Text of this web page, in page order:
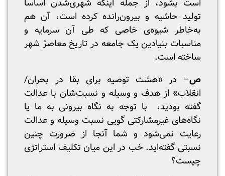
است بشود، از جمله اینکه شهری‌شدن اساساً
تولید حاشیه و بیرون‌رانده‌ کرده است، آن هم
به‌خاطر شیوه‌ی خاصی که طی آن سرمایه و
مناسبات بنیادین یک جامعه در تاریخ معاصرْ شهر
ساخته است.
ص– در «هشت توصیه برای بقا در بحران/
انقلاب» از هدف و وسیله و نسبت‌شان با عدالت
گفته بودید، با توجه به نگاه بیرونی به ما یا
نگاه‌های غیرمشارکتی گویی نسبت وسیله و عدالت
رعایت نمی‌شود و شما آنجا از ضرورت چنین
نسبتی گفته‌اید. خب در این میان تکلیف استراتژی
چیست؟